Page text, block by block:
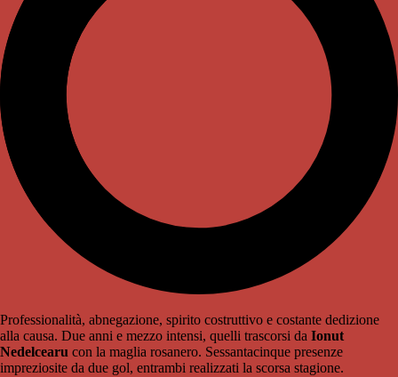
Professionalità, abnegazione, spirito costruttivo e costante dedizione
alla causa. Due anni e mezzo intensi, quelli trascorsi da Ionut
Nedelcearu con la maglia rosanero. Sessantacinque presenze
impreziosite da due gol, entrambi realizzati la scorsa stagione.